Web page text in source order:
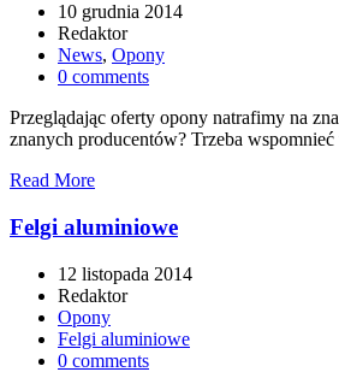
10 grudnia 2014
Redaktor
News, Opony
0 comments
Przeglądając oferty opony natrafimy na
znanych producentów? Trzeba
Read More
Felgi aluminiowe
12 listopada 2014
Redaktor
Opony
Felgi aluminiowe
0 comments